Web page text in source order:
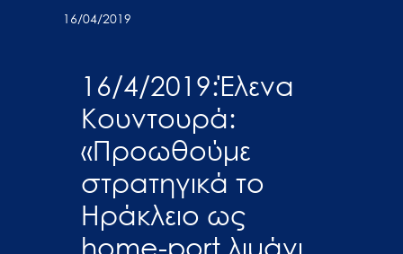
προσβασιμότητας.
16/04/2019
16/4/2019:Έλενα
Κουντουρά:
«Προωθούμε
στρατηγικά το
Ηράκλειο ως
home-port λιμάνι